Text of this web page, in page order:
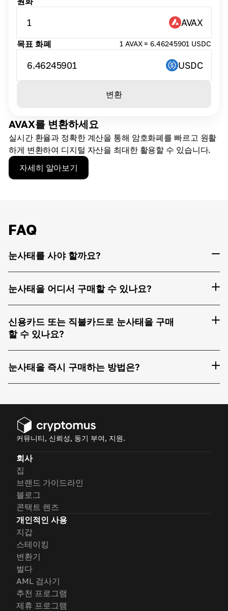
AVAX를 변환하세요
실시간 환율과 정확한 계산을 통해 암호화폐를 빠르고 원활
하게 변환하여 디지털 자산을 최대한 활용할 수 있습니다.
자세히 알아보기
1 AVAX
목표 화폐 1 AVAX ≈ 6.46245901 USDC
6.46245901 USDC
변환
FAQ
눈사태를 사야 할까요?
눈사태을 어디서 구매할 수 있나요?
신용카드 또는 직불카드로 눈사태을 구매
할 수 있나요?
눈사태을 즉시 구매하는 방법은?
커뮤니티, 신뢰성, 동기 부여, 지원.
회사
집
브랜드 가이드라인
블로그
콘택트 렌즈
개인적인 사용
지갑
스테이킹
변환기
벌다
AML 검사기
추천 프로그램
제휴 프로그램